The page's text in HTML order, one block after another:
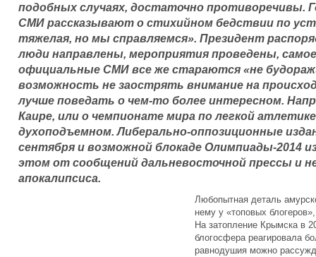
подобных случаях, достаточно противоречивы.
СМИ рассказывают о стихийном бедствии по
тяжелая, но мы справляемся». Президент
люди направлены, мероприятия проведены,
официальные СМИ все же стараются «не
возможность не заострять внимание на
лучше поведать о чем-то более интересном.
Каире, или о чемпионате мира по легкой
духоподъемном. Либерально-оппозиционные
сентября и возможной блокаде Олимпиады-2014
этом от сообщений дальневосточной прессы и
апокалипсиса.
Любопытная деталь
нему у «топовых
На затопление Крымска в
блогосфера реагировала
равнодушия можно